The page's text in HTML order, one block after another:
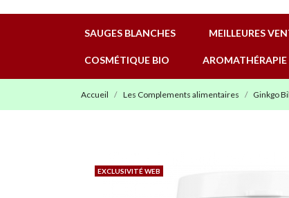
SAUGES BLANCHES MEILLEURES
COSMÉTIQUE BIO AROMATHÉRAPIE
Accueil Les Complements alimentaires Ginkgo
EXCLUSIVITÉ WEB